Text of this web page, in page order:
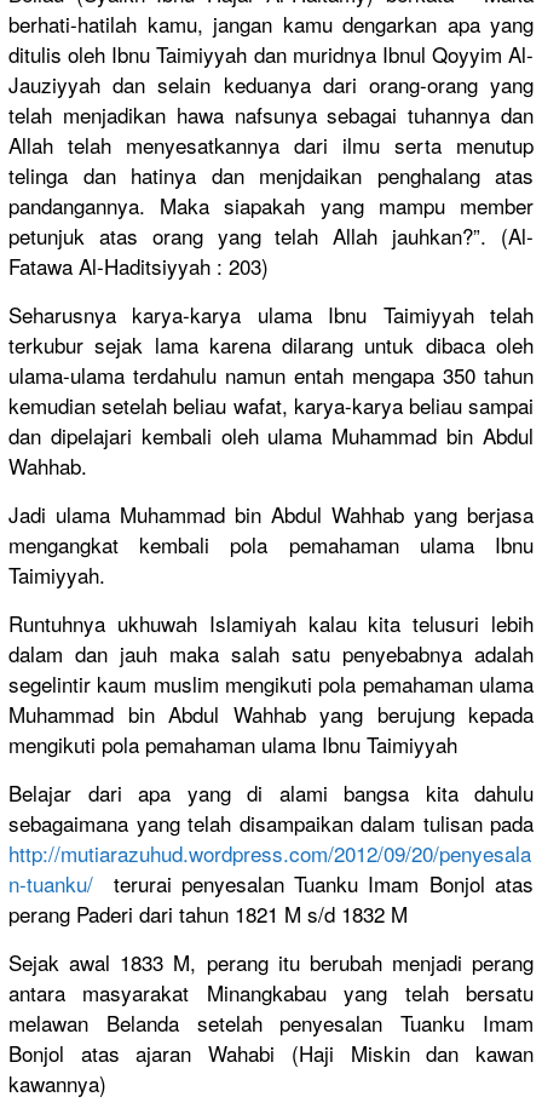
berhati-hatilah kamu, jangan kamu dengarkan apa yang
ditulis oleh Ibnu Taimiyyah dan muridnya Ibnul Qoyyim Al-
Jauziyyah dan selain keduanya dari orang-orang yang
telah menjadikanhawa nafsunya sebagai tuhannya dan
Allah telah menyesatkannya dari ilmu serta menutup
telinga dan hatinya dan menjdaikan penghalangatas
pandangannya. Maka siapakah yang mampu member
petunjuk atas orang yang telah Allah jauhkan?”. (Al-
Fatawa Al-Haditsiyyah : 203)
Seharusnya karya-karya ulama Ibnu Taimiyyah telah
terkubur sejak lama karena dilarang untuk dibaca oleh
ulama-ulama terdahulu namun entah mengapa 350 tahun
kemudian setelah beliau wafat, karya-karya beliau sampai
dan dipelajari kembali oleh ulama Muhammad bin Abdul
Wahhab.
Jadi ulama Muhammad bin Abdul Wahhab yang berjasa
mengangkat kembali pola pemahaman ulama Ibnu
Taimiyyah.
Runtuhnya ukhuwah Islamiyah kalau kita telusuri lebih
dalam dan jauh maka salah satu penyebabnya adalah
segelintir kaum muslim mengikuti pola pemahaman ulama
Muhammad bin Abdul Wahhab yang berujung kepada
mengikuti pola pemahaman ulama Ibnu Taimiyyah
Belajar dari apa yang di alami bangsa kita dahulu
sebagaimana yang telah disampaikan dalam tulisan pada
http://mutiarazuhud.wordpress.com/2012/09/20/penyesala
n-tuanku/ terurai penyesalanTuanku Imam Bonjol atas
perang Paderi dari tahun 1821 M s/d 1832 M
Sejak awal 1833 M, perang itu berubah menjadi perang
antara masyarakat Minangkabau yang telah bersatu
melawan Belanda setelah penyesalan Tuanku Imam
Bonjol atas ajaran Wahabi (Haji Miskin dan kawan
kawannya)